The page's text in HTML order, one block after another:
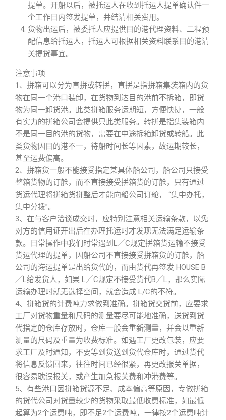
提单。开船以后，被托运人在收到托运人提单确认件一
个工作日内签发提单，并结清相关费用。
货物出运后，被委托人应提供目的港代理资料、二程预
配信息给托运人，托运人可根据相关资料联系目的港清
关提货事宜。
注意事项
1、拼箱可以分为直拼或转拼，直拼是指拼箱集装箱内的货
物在同一个港口装卸，在货物到达目的港前不拆箱，即货
物为同一卸货港。此类拼箱服务运期短，方便快捷，一般
有实力的拼箱公司会提供只此类服务。转拼是指集装箱内
不是同一目的港的货物，需要在中途拆箱卸货或转船。此
类货物因目的港不一，待船时间长等因素，故运期较长，
甚至运费偏高。
2、拼箱货一般不能接受指定某具体船公司，船公司只接受
整箱货物的订舱，而不直接接受拼箱货的订舱，只有通过
货运代理将拼箱货拼整后才能向船公司订舱， “集中办托，
集中分拨”。
3、在与客户洽谈成交时，应特别注意相关运输条款，以免
对方的信用证开出后在办理托运时才发现无法满足运输条
款。日常操作中我们时常遇到L／C规定拼箱货运输不接受
货运代理的提单，因船公司不直接接受拼箱货的订舱，船
公司的海运提单是出给货代的，而由货代再签发 HOUSE B
／L给发货人，如果 L／C规定不接受货代B／L，那么实际
运输办理时就无选择空间，就会造成 L/C的不符。
4、拼箱货的计费吨力求做到准确。拼箱货交货前，应要求
工厂对货物重量和尺码的测量要尽可能地准确，送货到货
代指定的仓库存放时，仓库一般会重新测量，并会以重新
测量的尺码及重量为收费标准。如遇工厂更改包装，应要
求工厂及时通知，不要等到货送到货代仓库时，通过货代
将信息反馈回来，往往时间已经很紧，再更改报关单据，
很容易耽误报关，或产生加急报关费和冲港费等。
5、有些港口因拼箱货源不足、成本偏高等原因，专做拼箱
的货代公司对货量较少的货物采取最低收费标准，如最低
起算为2个运费吨，即不足2个运费吨，一律按2个运费吨计